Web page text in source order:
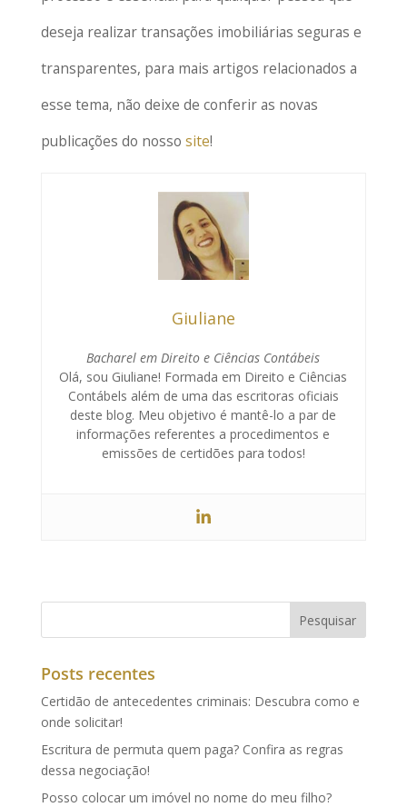
deseja realizar transações imobiliárias seguras e
transparentes, para mais artigos relacionados a
esse tema, não deixe de conferir as novas
publicações do nosso site!
Giuliane
Bacharel em Direito e Ciências Contábeis
Olá, sou Giuliane! Formada em Direito e Ciências
Contábels além de uma das escritoras oficiais
deste blog. Meu objetivo é mantê-lo a par de
informações referentes a procedimentos e
emissões de certidões para todos!
Posts recentes
Certidão de antecedentes criminais: Descubra como e
onde solicitar!
Escritura de permuta quem paga? Confira as regras
dessa negociação!
Posso colocar um imóvel no nome do meu filho?